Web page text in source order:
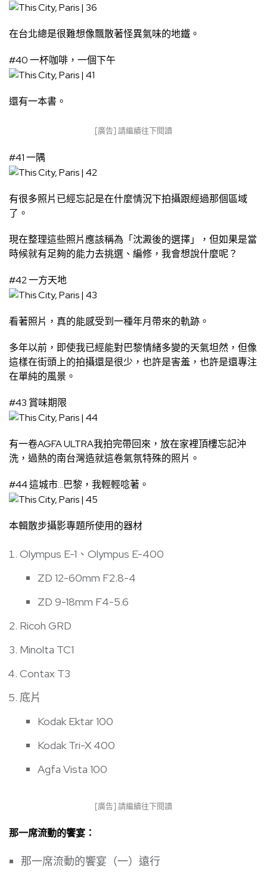
在台北總是很難想像飄散著怪異氣味的地鐵。
#40 一杯咖啡，一個下午
還有一本書。
[廣告] 請繼續往下閱讀
#41 一隅
有很多照片已經忘記是在什麼情況下拍攝跟經過那個區域
了。
現在整理這些照片應該稱為「沈澱後的選擇」，但如果是當
時候就有足夠的能力去挑選、編修，我會想說什麼呢？
#42 一方天地
看著照片，真的能感受到一種年月帶來的軌跡。
多年以前，即使我已經能對巴黎情緒多變的天氣坦然，但像
這樣在街頭上的拍攝還是很少，也許是害羞，也許是還專注
在單純的風景。
#43 賞味期限
有一卷AGFA ULTRA我拍完帶回來，放在家裡頂樓忘記沖
洗，過熱的南台灣造就這卷氣氛特殊的照片。
#44 這城市…巴黎，我輕輕唸著。
本輯散步攝影專題所使用的器材
Olympus E-1、Olympus E-400
ZD 12-60mm F2.8-4
ZD 9-18mm F4-5.6
Ricoh GRD
Minolta TC1
Contax T3
底片
Kodak Ektar 100
Kodak Tri-X 400
Agfa Vista 100
[廣告] 請繼續往下閱讀
那一席流動的饗宴：
那一席流動的饗宴（一）遠行